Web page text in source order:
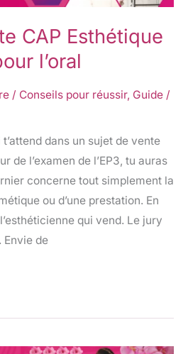
CAP Esthétique
l’oral
/ Conseils pour réussir, Guide /
dans un sujet de vente
de l’examen de l’EP3, tu auras
concerne tout simplement la
ou d’une prestation. En
qui vend. Le jury
Envie de